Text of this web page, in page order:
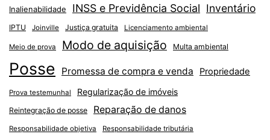
Inalienabilidade INSS e Previdência Social Inventário
IPTU Joinville Justiça gratuita Licenciamento ambiental
Meio de prova Modo de aquisição Multa ambiental
Posse Promessa de compra e venda Propriedade
Prova testemunhal Regularização de imóveis
Reintegração de posse Reparação de danos
Responsabilidade objetiva Responsabilidade tributária